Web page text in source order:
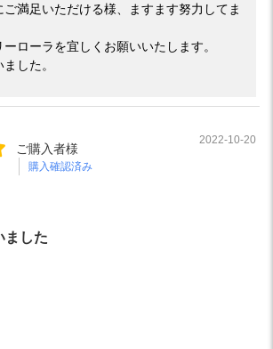
ご満足いただける様、ますます努力してま
ローラを宜しくお願いいたします。
した。
ご購入者様
購入確認済み
2022-10-20
ました